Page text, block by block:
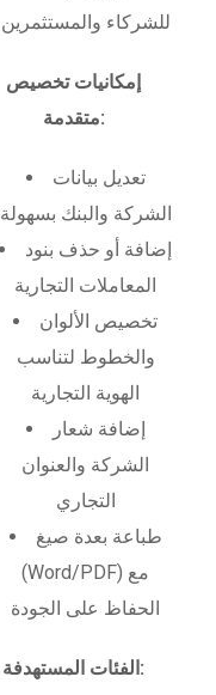
للشركاء والمستثمرين
إمكانيات تخصيص
متقدمة:
تعديل بيانات
الشركة والبنك بسهولة
إضافة أو حذف بنود
المعاملات التجارية
تخصيص الألوان
والخطوط لتناسب
الهوية التجارية
إضافة شعار
الشركة والعنوان
التجاري
طباعة بعدة صيغ
(Word/PDF) مع
الحفاظ على الجودة
الفئات المستهدفة: